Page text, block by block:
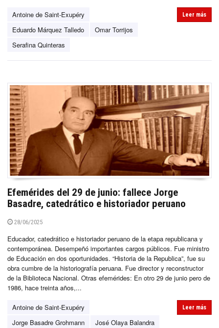
Antoine de Saint-Exupéry
Eduardo Márquez Talledo
Omar Torrijos
Serafina Quinteras
Leer más
Efemérides del 29 de junio: fallece Jorge
Basadre, catedrático e historiador peruano
28/06/2025
Educador, catedrático e historiador peruano de la etapa republicana y
contemporánea. Desempeñó importantes cargos públicos. Fue ministro
de Educación en dos oportunidades. “Historia de la Republica”, fue su
obra cumbre de la historiografía peruana. Fue director y reconstructor
de la Biblioteca Nacional. Otras efemérides: En otro 29 de junio pero de
1986, hace treinta años,...
Antoine de Saint-Exupéry
Jorge Basadre Grohmann
José Olaya Balandra
Leer más